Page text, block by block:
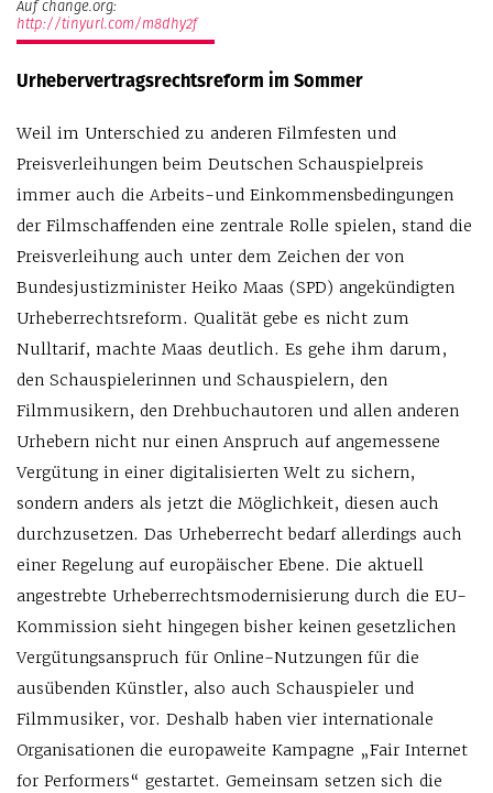
Auf change.org:
http://tinyurl.com/m8dhy2f
Urhebervertragsrechtsreform im Sommer
Weil im Unterschied zu anderen Filmfesten und
Preisverleihungen beim Deutschen Schauspielpreis
immer auch die Arbeits-und Einkommensbedingungen
der Filmschaffenden eine zentrale Rolle spielen, stand die
Preisverleihung auch unter dem Zeichen der von
Bundesjustizminister Heiko Maas (SPD) angekündigten
Urheberrechtsreform. Qualität gebe es nicht zum
Nulltarif, machte Maas deutlich. Es gehe ihm darum,
den Schauspielerinnen und Schauspielern, den
Filmmusikern, den Drehbuchautoren und allen anderen
Urhebern nicht nur einen Anspruch auf angemessene
Vergütung in einer digitalisierten Welt zu sichern,
sondern anders als jetzt die Möglichkeit, diesen auch
durchzusetzen. Das Urheberrecht bedarf allerdings auch
einer Regelung auf europäischer Ebene. Die aktuell
angestrebte Urheberrechtsmodernisierung durch die EU-
Kommission sieht hingegen bisher keinen gesetzlichen
Vergütungsanspruch für Online-Nutzungen für die
ausübenden Künstler, also auch Schauspieler und
Filmmusiker, vor. Deshalb haben vier internationale
Organisationen die europaweite Kampagne „Fair Internet
for Performers“ gestartet. Gemeinsam setzen sich die